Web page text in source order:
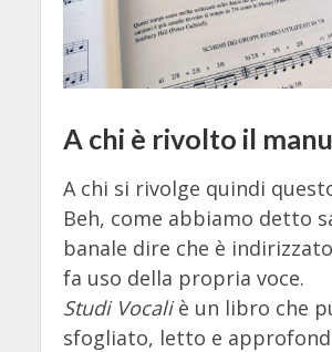
A chi è rivolto il
A chi si rivolge quindi
Beh, come abbiamo detto
banale dire che è
fa uso della propria voce.
Studi Vocaliè un libro che
sfogliato, letto e